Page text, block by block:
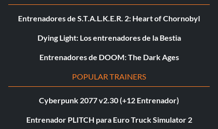
Entrenadores de S.T.A.L.K.E.R. 2: Heart of Chornobyl
Dying Light: Los entrenadores de la Bestia
Entrenadores de DOOM: The Dark Ages
POPULAR TRAINERS
Cyberpunk 2077 v2.30 (+12 Entrenador)
Entrenador PLITCH para Euro Truck Simulator 2